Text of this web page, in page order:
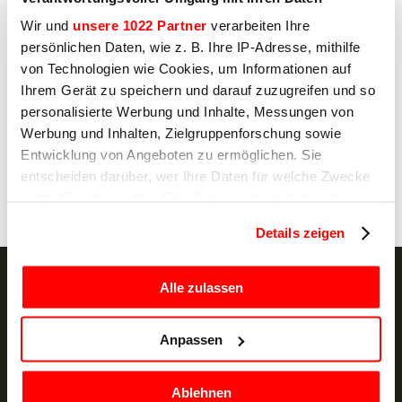
Wir und unsere 1022 Partner verarbeiten Ihre
persönlichen Daten, wie z. B. Ihre IP-Adresse, mithilfe
von Technologien wie Cookies, um Informationen auf
Ihrem Gerät zu speichern und darauf zuzugreifen und so
personalisierte Werbung und Inhalte, Messungen von
Werbung und Inhalten, Zielgruppenforschung sowie
Entwicklung von Angeboten zu ermöglichen. Sie
entscheiden darüber, wer Ihre Daten für welche Zwecke
Trigger Symbol ändern oder widerrufen
Wenn Sie es erlauben, würden wir auch gerne:
Informationen über Ihre geografische Lage
Ihr Gerät durch aktives Scannen nach
bestimmten Merkmalen (Fingerprinting) identifizieren
Details zeigen
Alle zulassen
Anpassen
Ablehnen
Nein
Absenden
NEWSLETTER